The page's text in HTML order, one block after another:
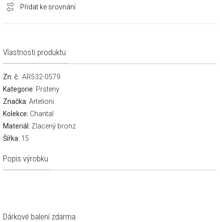
Přidat ke srovnání
Vlastnosti produktu
Zn. č. : AR532-0579
Kategorie: Prsteny
Značka: Artelioni
Kolekce: Chantal
Materiál: Zlacený bronz
Šířka: 15
Popis výrobku
Dárkové balení zdarma